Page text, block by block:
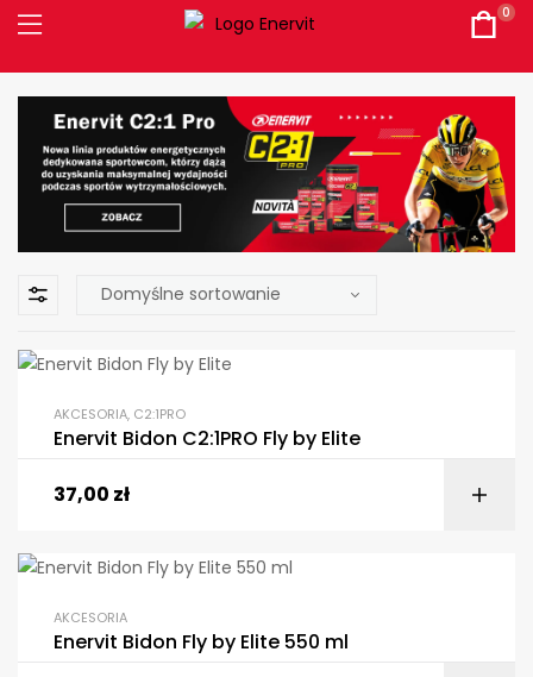
0
AKCESORIA, C2:1PRO
Enervit Bidon C2:1PRO Fly by Elite
37,00 zł
AKCESORIA
Enervit Bidon Fly by Elite 550 ml